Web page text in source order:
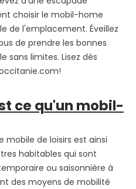
choisir le mobil-home
de l'emplacement. Éveillez
de prendre les bonnes
sans limites. Lisez dès
ce qu'un mobil-
de loisirs est ainsi
habitables qui sont
ou saisonnière à
des moyens de mobilité